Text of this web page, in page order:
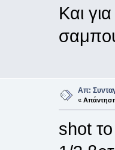
Και
Απ:
«
shot